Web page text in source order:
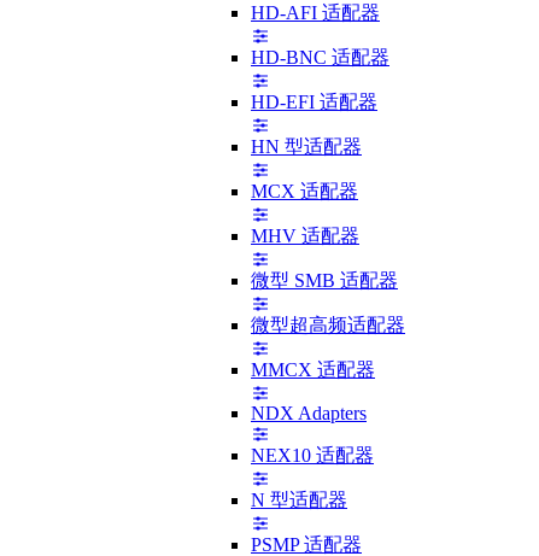
HD-AFI 适配器
HD-BNC 适配器
HD-EFI 适配器
HN 型适配器
MCX 适配器
MHV 适配器
微型 SMB 适配器
微型超高频适配器
MMCX 适配器
NDX Adapters
NEX10 适配器
N 型适配器
PSMP 适配器